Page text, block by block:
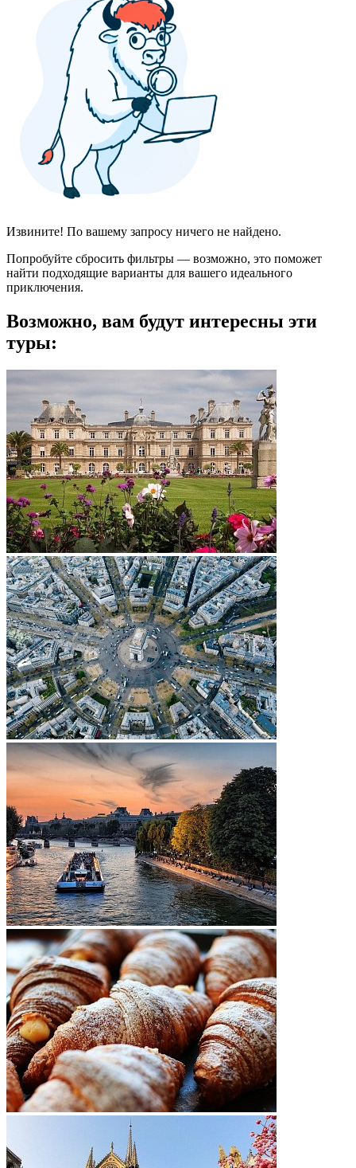
Извините! По вашему запросу ничего не найдено.
Попробуйте сбросить фильтры — возможно, это поможет
найти подходящие варианты для вашего идеального
приключения.
Возможно, вам будут интересны эти
туры: